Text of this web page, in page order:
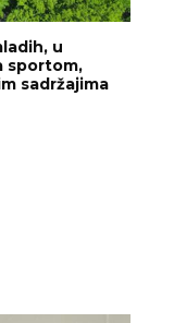
u
sportom,
sadržajima